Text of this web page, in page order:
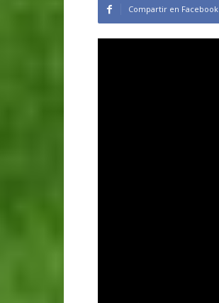
Compartir en Facebook